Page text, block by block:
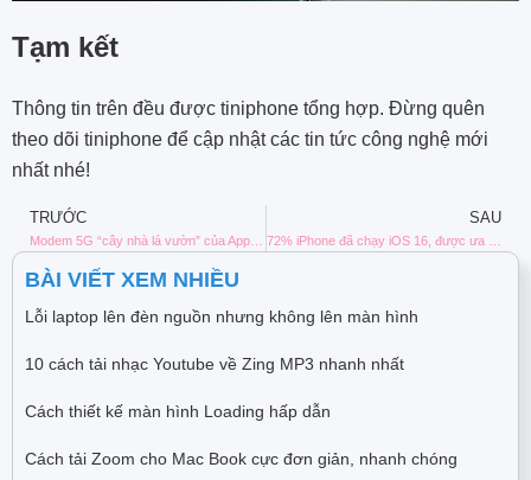
Tạm kết
Thông tin trên đều được tiniphone tổng hợp. Đừng quên
theo dõi tiniphone để cập nhật các tin tức công nghệ mới
nhất nhé!
TRƯỚC SAU
BÀI VIẾT XEM NHIỀU
Lỗi laptop lên đèn nguồn nhưng không lên màn hình
10 cách tải nhạc Youtube về Zing MP3 nhanh nhất
Cách thiết kế màn hình Loading hấp dẫn
Cách tải Zoom cho Mac Book cực đơn giản, nhanh chóng